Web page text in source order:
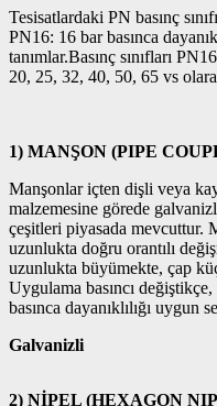
Tesisatlardaki PN basınç
PN16: 16 bar basınca
tanımlar.Basınç sınıfları
20, 25, 32, 40, 50, 65 vs
1) MANŞON (PIPE
Manşonlar içten dişli veya
malzemesine görede
çeşitleri piyasada mevcuttur.
uzunlukta doğru orantılı
uzunlukta büyümekte, çap
Uygulama basıncı
basınca dayanıklılığı uygun
Galvanizli
2) NİPEL (HEXAGON